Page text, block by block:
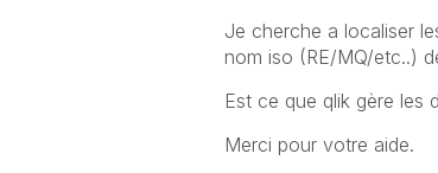
Je cherche a localiser
nom iso (RE/MQ/etc..)
Est ce que qlik gère les
Merci pour votre aide.